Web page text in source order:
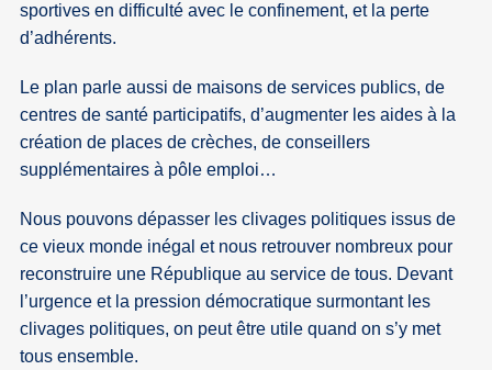
sportives en difficulté avec le confinement, et la perte
d’adhérents.
Le plan parle aussi de maisons de services publics, de
centres de santé participatifs, d’augmenter les aides à la
création de places de crèches, de conseillers
supplémentaires à pôle emploi…
Nous pouvons dépasser les clivages politiques issus de
ce vieux monde inégal et nous retrouver nombreux pour
reconstruire une République au service de tous. Devant
l’urgence et la pression démocratique surmontant les
clivages politiques, on peut être utile quand on s’y met
tous ensemble.